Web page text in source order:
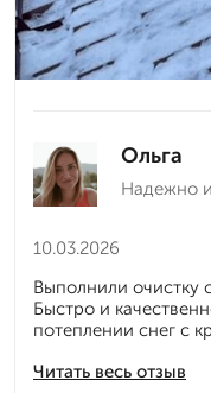
Ольга
Надежно
10.03.2026
Читать весь отзыв
Выполнили очистку
Быстро и
потеплении снег с